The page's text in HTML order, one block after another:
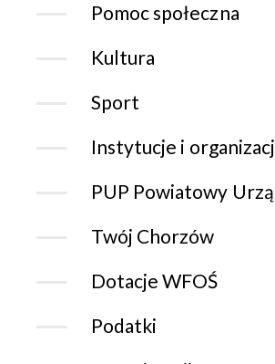
Pomoc społeczna
Kultura
Sport
Instytucje i
PUP Powiatowy
Twój Chorzów
Dotacje WFOŚ
Podatki